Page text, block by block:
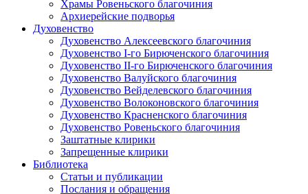
Храмы Ровеньского благочиния
Архиерейские подворья
Духовенство
Духовенство Алексеевского благочиния
Духовенство I-го Бирюченского благочиния
Духовенство II-го Бирюченского благочиния
Духовенство Валуйского благочиния
Духовенство Вейделевского благочиния
Духовенство Волоконовского благочиния
Духовенство Красненского благочиния
Духовенство Ровеньского благочиния
Заштатные клирики
Запрещенные клирики
Библиотека
Статьи и публикации
Послания и обращения